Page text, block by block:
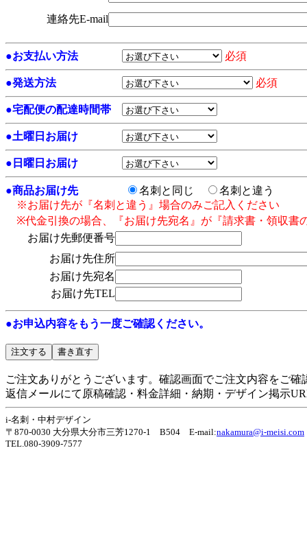
連絡先E-mail
●お支払い方法 必須
●発送方法 必須
●宅配便の配達時間帯
●土曜日お届け
● 日曜日お届け
●商品お届け先 名刺と同じ
名刺と違う
※お届け先が『名刺と違う』場合のみご記入ください
※代金引換の場合、『お届け先宛名』が『請求書・領収書
お届け先郵便番号
お届け先住所
お届け先宛名
お届け先TEL
●お申込内容をもう一度ご確認ください。
ご注文ありがとうございます。確認画面でご注文内容をご確
返信メールにて原稿確認・料金詳細・納期・デザイン掲示
i-名刺・中村デザイン
〒870-0030 大分県大分市三芳1270-1 B504 E-mail:nakamura@i-meisi.com
TEL.080-3909-7577